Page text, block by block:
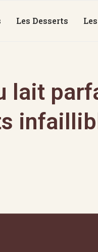
Les Desserts
lait